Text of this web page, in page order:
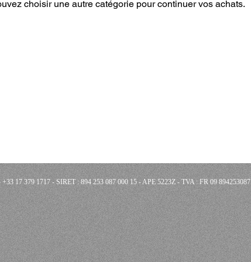
choisir une autre catégorie pour continuer vos achats.
17 379 1717 - SIRET : 894 253 087 000 15 - APE 5223Z - TVA : FR 09 894253087